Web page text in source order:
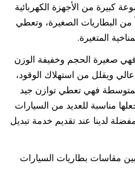
كبيرة من الأجهزة الكهربائية
من البطاريات الصغيرة، وتعطي
المتغيرة.
فهي صغيرة الحجم وخفيفة الوزن
ويقلل من استهلاك الوقود،
المتوسطة فهي تعطي توازن جيد
مناسبة للعديد من السيارات
لدينا عند تقديم خدمة تبديل
مقاسات بطاريات السيارات